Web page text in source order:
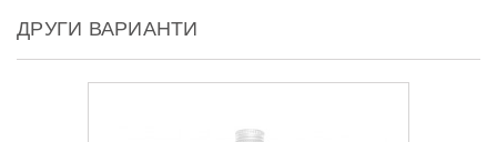
ДРУГИ ВАРИАНТИ